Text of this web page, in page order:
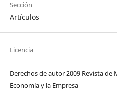
Sección
Artículos
Licencia
Derechos de autor 2009 Revista
Economía y la Empresa